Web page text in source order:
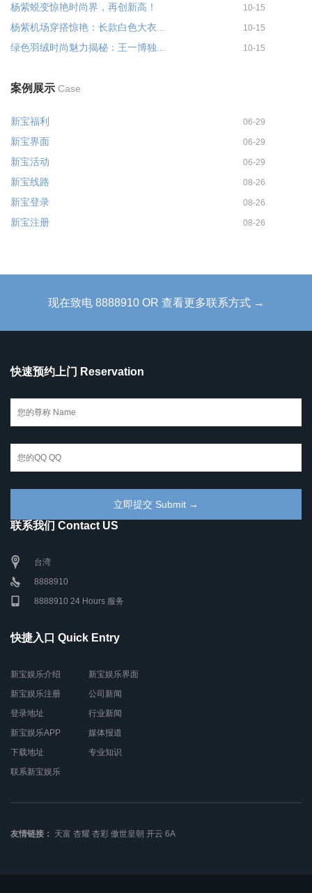
杨紫蜕变惊艳时尚界，再创新高！ 10-15
杨紫机场穿搭惊艳：长款白色大衣... 10-15
绿色羽绒时尚魅力揭秘：王一博独... 10-15
案例展示 Case
新宝福利 06-29
新宝界面 06-29
新宝活动 06-29
新宝线路 08-26
新宝登录 08-26
新宝注册 08-26
现在致电 8888910 OR 查看更多联系方式 →
快速预约上门 Reservation
联系我们 Contact US
台湾
8888910
8888910 24 Hours 服务
快捷入口 Quick Entry
新宝娱乐介绍
新宝娱乐注册
登录地址
新宝娱乐APP
下载地址
联系新宝娱乐
新宝娱乐界面
公司新闻
行业新闻
媒体报道
专业知识
友情链接： 天富 杏耀 杏彩 傲世皇朝 开云 6A